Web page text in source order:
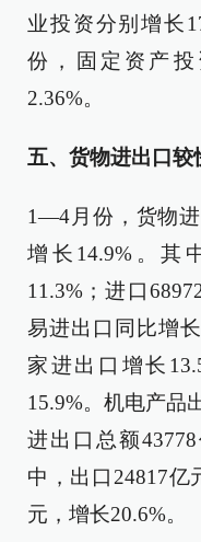
业投资分别增长
份，固定资产
2.36%
五、货物进出口
1—4月份，货物
增长14.9%。其
11.3%；进口
易进出口同比增
家进出口增长
15.9%。机电产品
进出口总额
中，出口24817亿
元，增长20.6%。